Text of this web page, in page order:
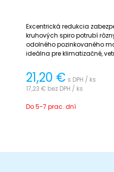
Excentrická redukcia
kruhových spiro potrubí
odolného pozinkovaného
ideálna pre klimatizačné,
21,20 € s DPH / ks
17,23 € bez DPH / ks
Do 5-7 prac. dní